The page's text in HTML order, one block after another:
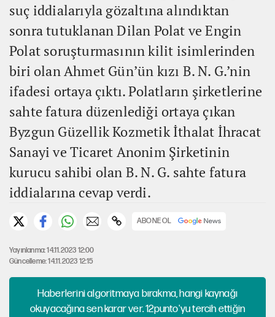
suç iddialarıyla gözaltına alındıktan
sonra tutuklanan Dilan Polat ve Engin
Polat soruşturmasının kilit isimlerinden
biri olan Ahmet Gün’ün kızı B. N. G.’nin
ifadesi ortaya çıktı. Polatların şirketlerine
sahte fatura düzenlediği ortaya çıkan
Byzgun Güzellik Kozmetik İthalat İhracat
Sanayi ve Ticaret Anonim Şirketinin
kurucu sahibi olan B. N. G. sahte fatura
iddialarına cevap verdi.
ABONE OL
Yayınlanma: 14.11.2023 12:00
Güncelleme: 14.11.2023 12:15
Haberlerini algoritmaya bırakma, hangi kaynağı
okuyacağına sen karar ver. 12punto'yu tercih ettiğin